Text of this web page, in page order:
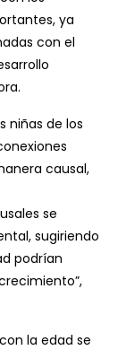
ya
con el
niñas de los
causal,
se
sugiriendo
podrían
la edad se